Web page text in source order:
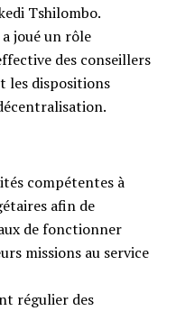
Tshilombo.
joué un rôle
des conseillers
les dispositions
compétentes à
afin de
de fonctionner
missions au service
régulier des